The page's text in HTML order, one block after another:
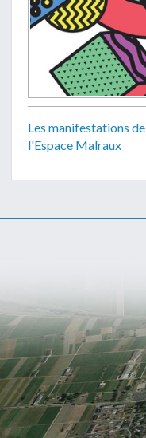
Les manifestations de
l'Espace Malraux